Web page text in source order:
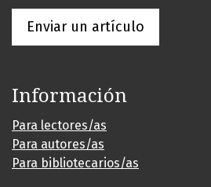
Enviar un artículo
Información
Para lectores/as
Para autores/as
Para bibliotecarios/as